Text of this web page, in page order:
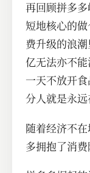
再回顾拼多
短地核心的
费升级的浪
亿无法亦不
一天不放开
分人就是永远
随着经济不
多拥抱了消费